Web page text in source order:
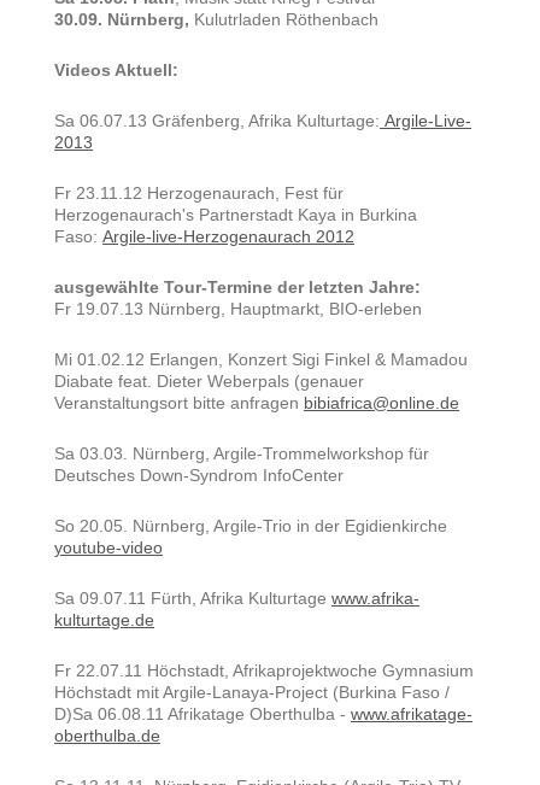
30.09. Nürnberg, Kulutrladen Röthenbach
Videos Aktuell:
Sa 06.07.13 Gräfenberg, Afrika Kulturtage: Argile-Live-
2013
Fr 23.11.12 Herzogenaurach, Fest für
Herzogenaurach's Partnerstadt Kaya in Burkina
Faso: Argile-live-Herzogenaurach 2012
ausgewählte Tour-Termine der letzten Jahre:
Fr 19.07.13 Nürnberg, Hauptmarkt, BIO-erleben
Mi 01.02.12 Erlangen, Konzert Sigi Finkel & Mamadou
Diabate feat. Dieter Weberpals (genauer
Veranstaltungsort bitte anfragen bibiafrica@online.de
Sa 03.03. Nürnberg, Argile-Trommelworkshop für
Deutsches Down-Syndrom InfoCenter
So 20.05. Nürnberg, Argile-Trio in der Egidienkirche
youtube-video
Sa 09.07.11 Fürth, Afrika Kulturtage www.afrika-
kulturtage.de
Fr 22.07.11 Höchstadt, Afrikaprojektwoche Gymnasium
Höchstadt mit Argile-Lanaya-Project (Burkina Faso /
D)Sa 06.08.11 Afrikatage Oberthulba - www.afrikatage-
oberthulba.de